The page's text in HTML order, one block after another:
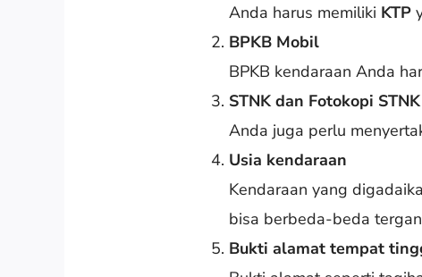
Anda harus memiliki KTP
BPKB Mobil
BPKB kendaraan Anda
STNK dan Fotokopi STNK
Anda juga perlu
Usia kendaraan
Kendaraan yang
bisa berbeda-beda
Bukti alamat tempat